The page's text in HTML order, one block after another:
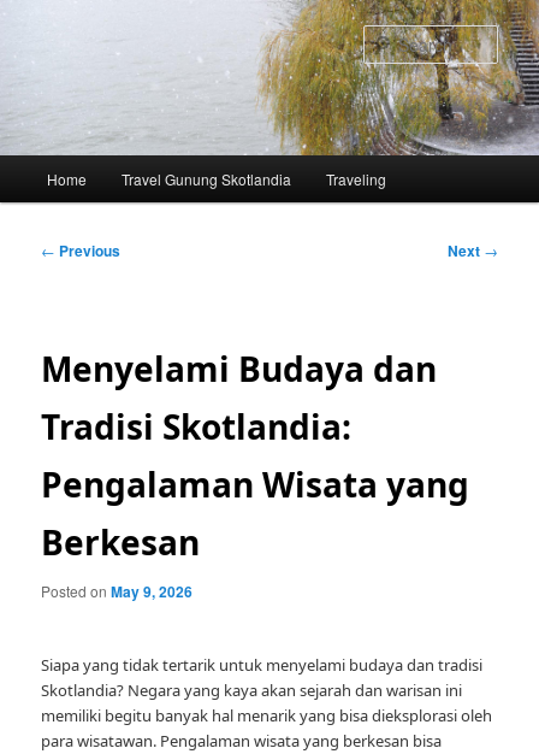
content
Home Travel Gunung Skotlandia Traveling
Post
← Previous Next →
Menyelami Budaya dan
Tradisi Skotlandia:
Pengalaman Wisata yang
Berkesan
Posted onMay 9, 2026
Siapa yang tidak tertarik untuk menyelami budaya dan tradisi
Skotlandia? Negara yang kaya akan sejarah dan warisan ini
memiliki begitu banyak hal menarik yang bisa dieksplorasi oleh
para wisatawan. Pengalaman wisata yang berkesan bisa